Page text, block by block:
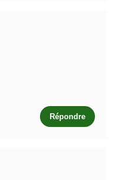
Répondre